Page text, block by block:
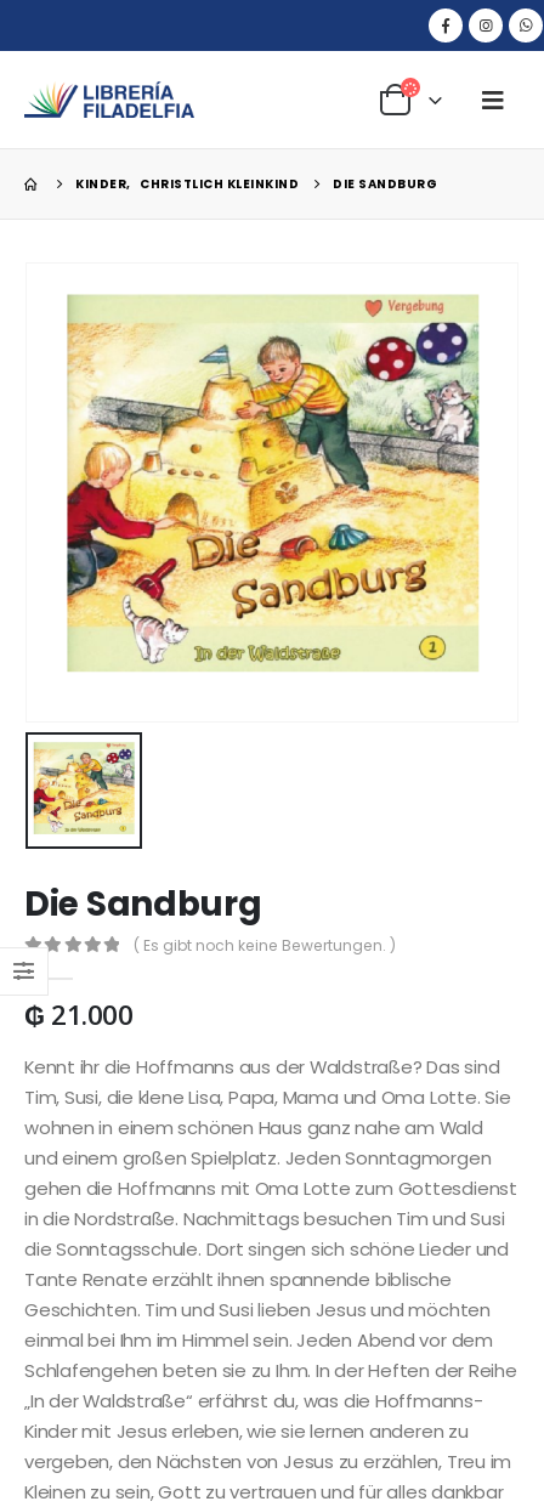
KINDER, CHRISTLICH KLEINKIND DIE SANDBURG
Die Sandburg
0
( Es gibt noch keine Bewertungen. )
₲ 21.000
Kennt ihr die Hoffmanns aus der Waldstraße? Das sind
Tim, Susi, die klene Lisa, Papa, Mama und Oma Lotte. Sie
wohnen in einem schönen Haus ganz nahe am Wald
und einem großen Spielplatz. Jeden Sonntagmorgen
gehen die Hoffmanns mit Oma Lotte zum Gottesdienst
in die Nordstraße. Nachmittags besuchen Tim und Susi
die Sonntagsschule. Dort singen sich schöne Lieder und
Tante Renate erzählt ihnen spannende biblische
Geschichten. Tim und Susi lieben Jesus und möchten
einmal bei Ihm im Himmel sein. Jeden Abend vor dem
Schlafengehen beten sie zu Ihm. In der Heften der Reihe
„In der Waldstraße“ erfährst du, was die Hoffmanns-
Kinder mit Jesus erleben, wie sie lernen anderen zu
vergeben, den Nächsten von Jesus zu erzählen, Treu im
Kleinen zu sein, Gott zu vertrauen und für alles dankbar